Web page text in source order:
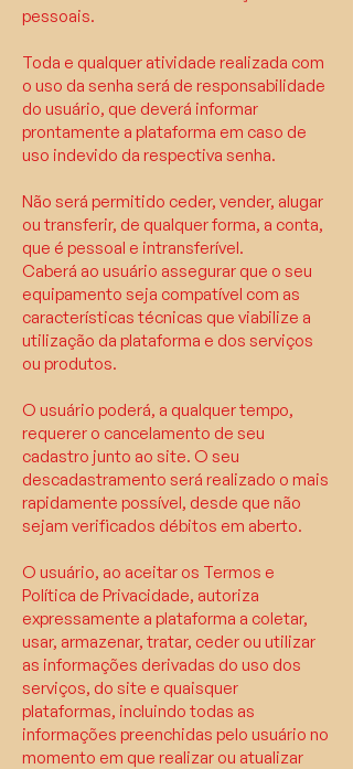
pessoais.
Toda e qualquer atividade realizada com
o uso da senha será de responsabilidade
do usuário, que deverá informar
prontamente a plataforma em caso de
uso indevido da respectiva senha.
Não será permitido ceder, vender, alugar
ou transferir, de qualquer forma, a conta,
que é pessoal e intransferível.
Caberá ao usuário assegurar que o seu
equipamento seja compatível com as
características técnicas que viabilize a
utilização da plataforma e dos serviços
ou produtos.
O usuário poderá, a qualquer tempo,
requerer o cancelamento de seu
cadastro junto ao site. O seu
descadastramento será realizado o mais
rapidamente possível, desde que não
sejam verificados débitos em aberto.
O usuário, ao aceitar os Termos e
Política de Privacidade, autoriza
expressamente a plataforma a coletar,
usar, armazenar, tratar, ceder ou utilizar
as informações derivadas do uso dos
serviços, do site e quaisquer
plataformas, incluindo todas as
informações preenchidas pelo usuário no
momento em que realizar ou atualizar